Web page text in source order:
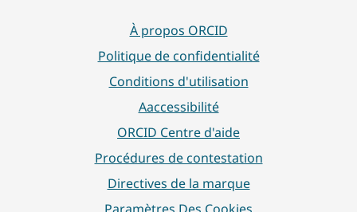
À propos ORCID
Politique de confidentialité
Conditions d'utilisation
Aaccessibilité
ORCID Centre d'aide
Procédures de contestation
Directives de la marque